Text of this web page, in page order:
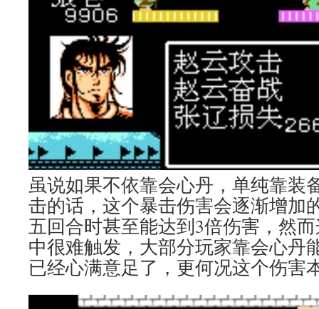
虽说如果不依靠会心丹，单纯靠装
击的话，这个暴击伤害会逐渐增加
五回合时甚至能达到3倍伤害，然
中很难触发，大部分玩家靠会心丹
已经心满意足了，更何况这个伤害